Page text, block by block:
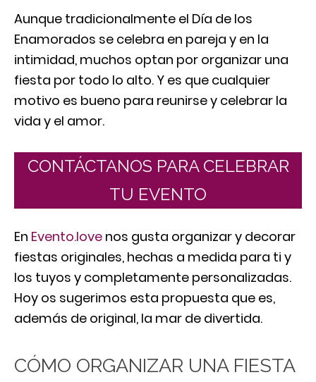
Aunque tradicionalmente el Día de los
Enamorados se celebra en pareja y en la
intimidad, muchos optan por organizar una
fiesta por todo lo alto. Y es que cualquier
motivo es bueno para reunirse y celebrar la
vida y el amor.
CONTÁCTANOS PARA CELEBRAR
TU EVENTO
En Evento.love nos gusta organizar y decorar
fiestas originales, hechas a medida para ti y
los tuyos y completamente personalizadas.
Hoy os sugerimos esta propuesta que es,
además de original, la mar de divertida.
CÓMO ORGANIZAR UNA FIESTA